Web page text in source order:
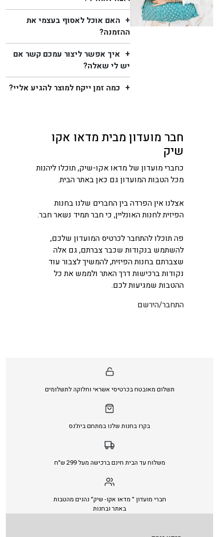
האם אוכל לאסוף בעצמי את
ההזמנה?
איך אפשר ליצור עמכם קשר אם
יש לי שאלה?
כמה זמן ייקח למוצר להגיע אליי?
חבר מועדון מבית מדאו אקו
שיק
כחברי מועדון של מדאו אקו-שיק, תוכלו ליהנות
מכל הטבות המועדון גם כאן באתר הבית.
אצלנו אין הפרדה בין החברים שלנו בחנות
הפיזית לחנות האונליין, כי חבר תמיד נשאר חבר.
פה תוכלו להתחבר לכרטיס המועדון שלכם,
להשתמש בנקודות שכבר צברתם, גם אלה
שצברתם בחנות הפיזית, להמשיך לצבור עוד
נקודות ברכישות דרך האתר ולממש את כל
ההטבות שמגיעות לכם.
התחבר/הירשם
תשלום מאובטח בכרטיסי אשראי וחלוקה לתשלומים
בקרו בחנות שלנו במתחם בית׳נס
משלוח עד הבית חינם ברכישה מעל 299 ש״ח
חברי מועדון ״ מדאו אקו- שיק״ נהנים מהטבות
באתר ובחנות